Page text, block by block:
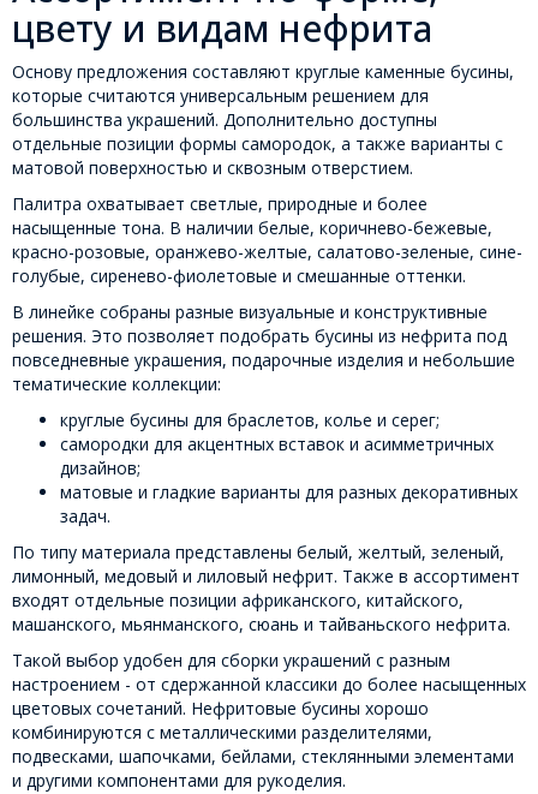
цвету и видам нефрита
Основу предложения составляют круглые каменные бусины,
которые считаются универсальным решением для
большинства украшений. Дополнительно доступны
отдельные позиции формы самородок, а также варианты с
матовой поверхностью и сквозным отверстием.
Палитра охватывает светлые, природные и более
насыщенные тона. В наличии белые, коричнево-бежевые,
красно-розовые, оранжево-желтые, салатово-зеленые, сине-
голубые, сиренево-фиолетовые и смешанные оттенки.
В линейке собраны разные визуальные и конструктивные
решения. Это позволяет подобрать бусины из нефрита под
повседневные украшения, подарочные изделия и небольшие
тематические коллекции:
круглые бусины для браслетов, колье и серег;
самородки для акцентных вставок и асимметричных
дизайнов;
матовые и гладкие варианты для разных декоративных
задач.
По типу материала представлены белый, желтый, зеленый,
лимонный, медовый и лиловый нефрит. Также в ассортимент
входят отдельные позиции африканского, китайского,
машанского, мьянманского, сюань и тайваньского нефрита.
Такой выбор удобен для сборки украшений с разным
настроением - от сдержанной классики до более насыщенных
цветовых сочетаний. Нефритовые бусины хорошо
комбинируются с металлическими разделителями,
подвесками, шапочками, бейлами, стеклянными элементами
и другими компонентами для рукоделия.